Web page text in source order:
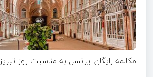
مکالمه رایگان ایرانسل به مناسبت روز تبریز